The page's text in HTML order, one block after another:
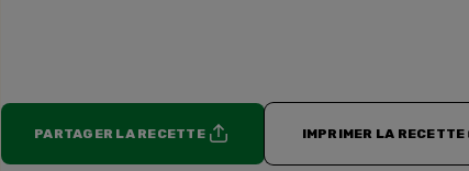
PARTAGER LA RECETTE IMPRIMER LA RECETTE